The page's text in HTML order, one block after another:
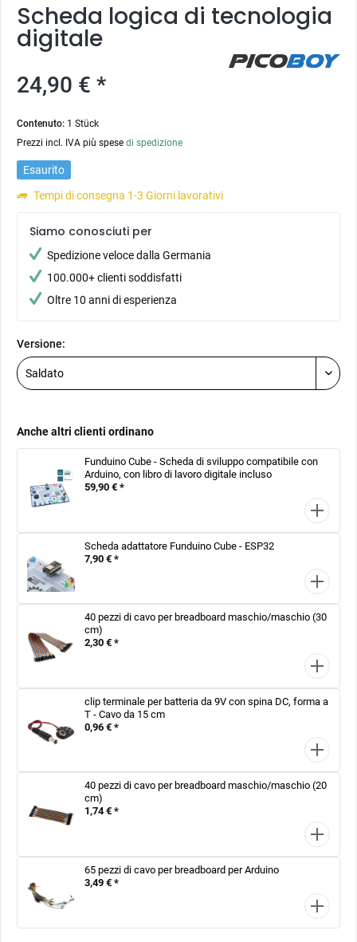
Scheda logica di tecnologia
digitale
24,90 € *
Contenuto: 1 Stück
Prezzi incl. IVA più spese di spedizione
Esaurito
Tempi di consegna 1-3 Giorni lavorativi
Siamo conosciuti per
Spedizione veloce dalla Germania
100.000+ clienti soddisfatti
Oltre 10 anni di esperienza
Versione:
Anche altri clienti ordinano
Funduino Cube - Scheda di sviluppo compatibile con
Arduino, con libro di lavoro digitale incluso
59,90 € *
Scheda adattatore Funduino Cube - ESP32
7,90 € *
40 pezzi di cavo per breadboard maschio/maschio (30
cm)
2,30 € *
clip terminale per batteria da 9V con spina DC, forma a
T - Cavo da 15 cm
0,96 € *
40 pezzi di cavo per breadboard maschio/maschio (20
cm)
1,74 € *
65 pezzi di cavo per breadboard per Arduino
3,49 € *